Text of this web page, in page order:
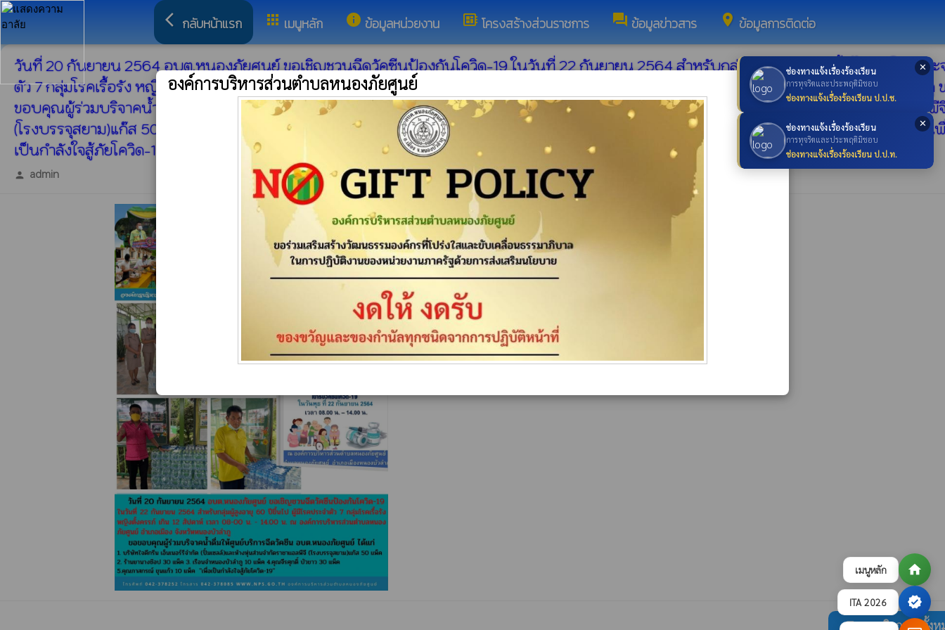
เมนูหลัก home
ITA 2026 verified
✕
ช่องทางแจ้งเรื่องร้องเรียน
การทุจริตและประพฤติมิชอบ
ช่องทางแจ้งเรื่องร้องเรียน ป.ป.ช.
✕
ช่องทางแจ้งเรื่องร้องเรียน
การทุจริตและประพฤติมิชอบ
ช่องทางแจ้งเรื่องร้องเรียน ป.ป.ท.
arrow_back_ios กลับหน้าแรก apps เมนูหลัก info ข้อมูลหน่วยงาน developer_board โครงสร้างส่วนราชการ forum ข้อมูลข่าวสาร place ข้อมูลการติดต่อ
วันที่ 20 กันยายน 2564 อบต.หนองภัยศูนย์ ขอเชิญชวนฉีดวัคซีนป้องกันโควิด-19 ในวันที่ 22 กันยายน 2564 สำหรับกลุ่มผู้สูงอายุ 60 ปีขึ้นไป ผู้มีโรคประ
ตัว 7 กลุ่มโรคเรื้อรัง หญิงตั้งครรภ์ เกิน 12 สัปดาห์ เวลา 08-00 น. - 14.00 น. ณ องค์การบริหารส่วนตำบลหนองภัยศูนย์ อำเภอเมือง จังหวัหหนองบัวลำภู
ขอบคุณผู้ร่วมบริจาคน้ำดื่มให้ศูนย์บริการฉีดวัคซีน อบต.หนองภัยศูนย์ ได้แก่ 1. บริษัทใจดีกรีน เอ็นเนอร์รีจำกัด (ปั้มเซลล์)และห้างหุ่นส่วนจำกัดราชาแอลพี
(โรงบรรจุสยาม)แก๊ส 50 แพ็ค 2. ร้านยานางช๊อป 30 แพ็ค 3. เรือนจำหนองบัวลำภู 10 แพ็ค 4.คุณจีรศุกดิ์ บัวขาว 30 แพ็ค 5.คุณภาสกรณ์ ขุนแก้ว 10 แพ็ค "เ
เป็นกำลังใจสู้ภัยโควิด-19"
person admin
collectionsดูภาพกิจกรรมทั้งห
×
องค์การบริหารส่วนตำบลหนองภัยศูนย์